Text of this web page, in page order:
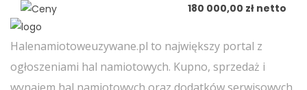
180 000,00 zł netto
Halenamiotoweuzywane.pl to największy portal z
ogłoszeniami hal namiotowych. Kupno, sprzedaż i